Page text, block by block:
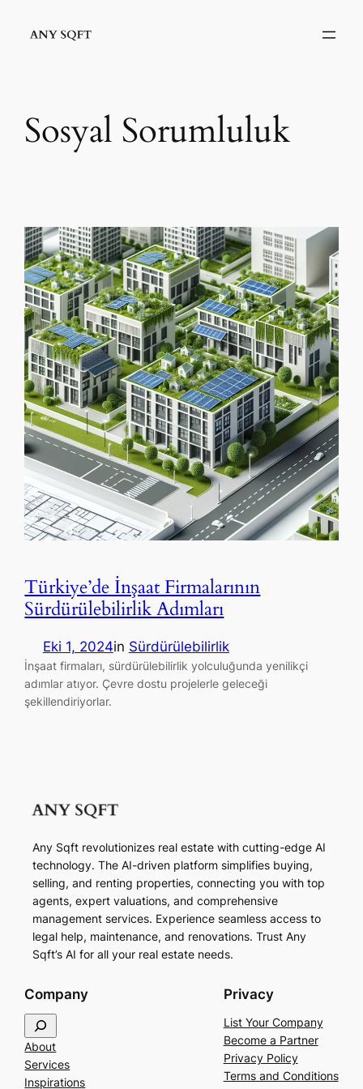
Sosyal Sorumluluk
Türkiye’de İnşaat Firmalarının
Sürdürülebilirlik Adımları
Eki 1, 2024in Sürdürülebilirlik
İnşaat firmaları, sürdürülebilirlik yolculuğunda yenilikçi
adımlar atıyor. Çevre dostu projelerle geleceği
şekillendiriyorlar.
Any Sqft revolutionizes real estate with cutting-edge AI
technology. The AI-driven platform simplifies buying,
selling, and renting properties, connecting you with top
agents, expert valuations, and comprehensive
management services. Experience seamless access to
legal help, maintenance, and renovations. Trust Any
Sqft’s AI for all your real estate needs.
Company
e
a
r
About
Services
Inspirations
Privacy
List Your Company
Become a Partner
Privacy Policy
Terms and Conditions